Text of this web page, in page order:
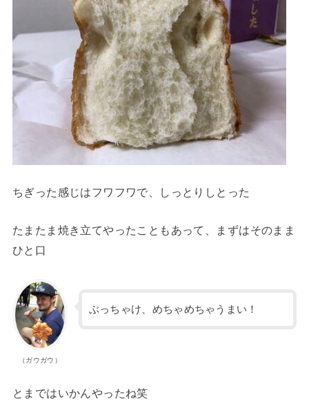
ちぎった感じはフワフワで、しっとりしとった
たまたま焼き立てやったこともあって、まずはそのまま
ひと口
（ガウガウ）
ぶっちゃけ、めちゃめちゃうまい！
とまではいかんやったね笑